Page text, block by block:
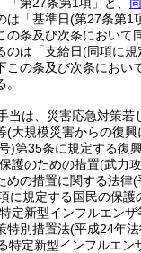
は「基準日(第27条第1
の条及び次条において
のは「支給日(同項に規
この条及び次条におい
当は、災害応急対策若
(大規模災害からの復
)第35条に規定する復
保護のための措置(武力
めの措置に関する法律(
に規定する国民の保護
定新型インフルエンザ
特別措置法(平成24年
特定新型インフルエン